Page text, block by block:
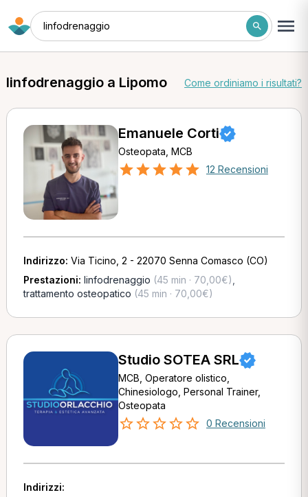
linfodrenaggio
linfodrenaggio a Lipomo Come ordiniamo i risultati?
Emanuele Corti
Osteopata, MCB
12 Recensioni
Indirizzo: Via Ticino, 2 - 22070 Senna Comasco (CO)
Prestazioni: linfodrenaggio (45 min · 70,00€)
trattamento osteopatico (45 min · 70,00€)
Studio SOTEA SRL
MCB, Operatore olistico,
Chinesiologo, Personal Trainer,
Osteopata
0 Recensioni
Indirizzi: